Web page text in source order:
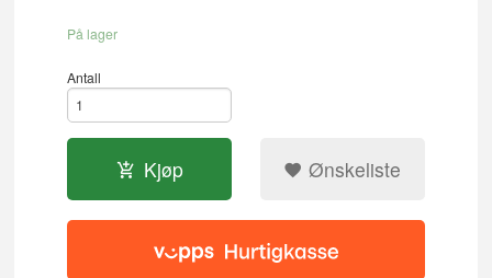
På lager
Antall
Kjøp Ønskeliste